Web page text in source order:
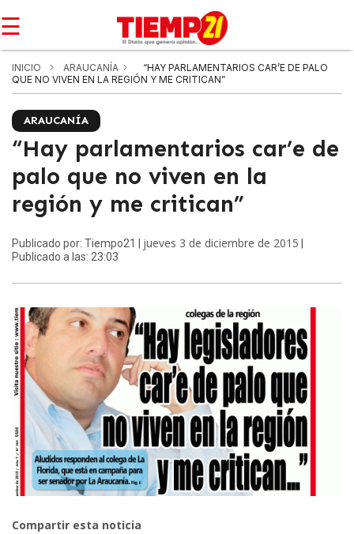
☰
INICIO ARAUCANÍA
“HAY PARLAMENTARIOS CAR’E DE PALO
QUE NO VIVEN EN LA REGIÓN Y ME CRITICAN”
ARAUCANÍA
“Hay parlamentarios car’e de
palo que no viven en la
región y me critican”
Publicado por: Tiempo21 | jueves 3 de diciembre de 2015
Publicado a las: 23:03
Compartir esta noticia